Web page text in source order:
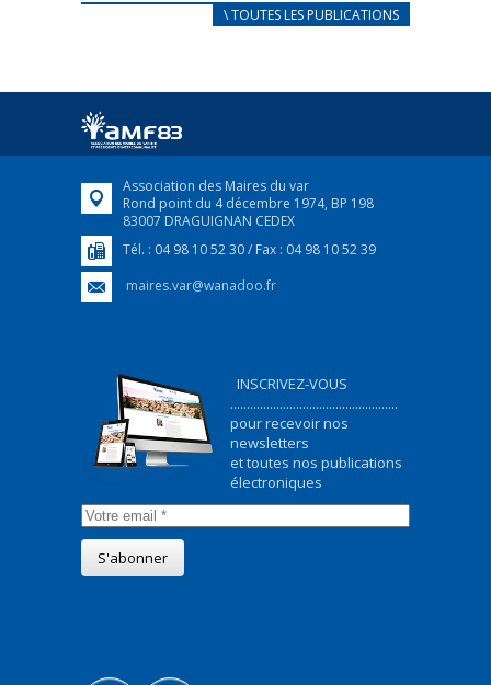
CARNET D’ACCUEIL
Afin d’accompagner au mieux les réfugiés
FEUILLETER
\ TOUTES LES PUBLICATIONS
Association des Maires du var
Rond point du 4 décembre 1974, BP 198
83007 DRAGUIGNAN CEDEX
Tél. : 04 98 10 52 30 / Fax : 04 98 10 52 39
maires.var@wanadoo.fr
INSCRIVEZ-VOUS
...................................................
pour recevoir nos
newsletters
et toutes nos publications
électroniques